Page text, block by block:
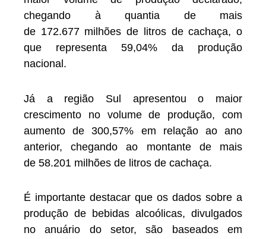
chegando à quantia de mais
de 172.677 milhões de litros de cachaça, o
que representa 59,04% da produção
nacional.
Já a região Sul apresentou o maior
crescimento no volume de produção, com
aumento de 300,57% em relação ao ano
anterior, chegando ao montante de mais
de 58.201 milhões de litros de cachaça.
É importante destacar que os dados sobre a
produção de bebidas alcoólicas, divulgados
no anuário do setor, são baseados em